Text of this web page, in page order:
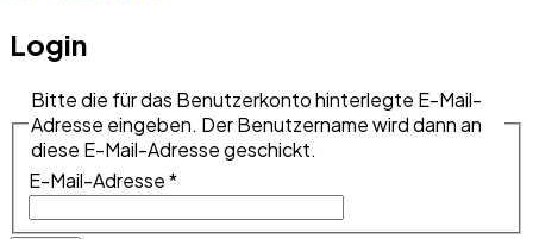
Login
Bitte die für das Benutzerkonto hinterlegte E-Mail-
Adresse eingeben. Der Benutzername wird dann an
diese E-Mail-Adresse geschickt.
E-Mail-Adresse*